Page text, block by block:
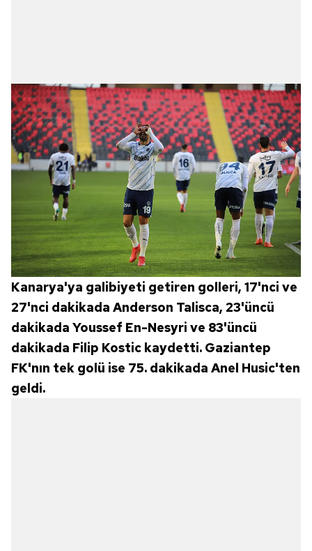
Kanarya'ya galibiyeti getiren golleri, 17'nci ve
27'nci dakikada Anderson Talisca, 23'üncü
dakikada Youssef En-Nesyri ve 83'üncü
dakikada Filip Kostic kaydetti. Gaziantep
FK'nın tek golü ise 75. dakikada Anel Husic'ten
geldi.